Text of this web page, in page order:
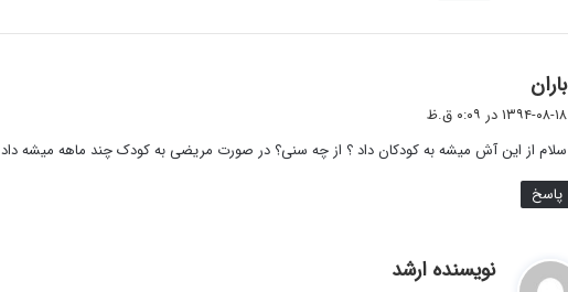
باران
ف
:
۱۳۹۴-۰۸-۱۸ در ۰:۰۹ ق.ظ
سلام از این آش میشه به کودکان داد ؟ از چه سنی؟ در صورت مریضی به کودک چند ماهه میشه داد
پاسخ
نویسنده ارشد